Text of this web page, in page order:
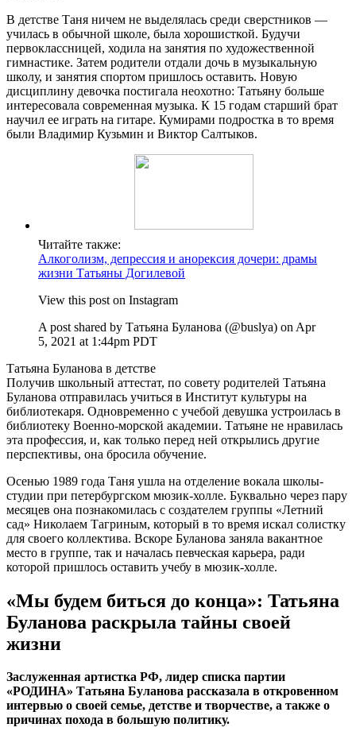
В детстве Таня ничем не выделялась среди сверстников —
училась в обычной школе, была хорошисткой. Будучи
первоклассницей, ходила на занятия по художественной
гимнастике. Затем родители отдали дочь в музыкальную
школу, и занятия спортом пришлось оставить. Новую
дисциплину девочка постигала неохотно: Татьяну больше
интересовала современная музыка. К 15 годам старший брат
научил ее играть на гитаре. Кумирами подростка в то время
были Владимир Кузьмин и Виктор Салтыков.
Читайте также:
Алкоголизм, депрессия и анорексия дочери: драмы
жизни Татьяны Догилевой
View this post on Instagram
A post shared by Татьяна Буланова (@buslya) on Apr
5, 2021 at 1:44pm PDT
Татьяна Буланова в детстве
Получив школьный аттестат, по совету родителей Татьяна
Буланова отправилась учиться в Институт культуры на
библиотекаря. Одновременно с учебой девушка устроилась в
библиотеку Военно-морской академии. Татьяне не нравилась
эта профессия, и, как только перед ней открылись другие
перспективы, она бросила обучение.
Осенью 1989 года Таня ушла на отделение вокала школы-
студии при петербургском мюзик-холле. Буквально через пару
месяцев она познакомилась с создателем группы «Летний
сад» Николаем Тагриным, который в то время искал солистку
для своего коллектива. Вскоре Буланова заняла вакантное
место в группе, так и началась певческая карьера, ради
которой пришлось оставить учебу в мюзик-холле.
«Мы будем биться до конца»: Татьяна
Буланова раскрыла тайны своей
жизни
Заслуженная артистка РФ, лидер списка партии
«РОДИНА» Татьяна Буланова рассказала в откровенном
интервью о своей семье, детстве и творчестве, а также о
причинах похода в большую политику.